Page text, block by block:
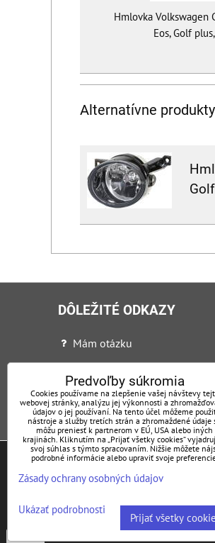
Hmlovka Volkswagen
Eos, Golf
Alternatívne produkty
DÔLEŽITÉ ODKAZY
Mám otázku
Ochrana osobných údajov +
Certifikáty
Reklamačný poriadok
Nadstavby
Hydraulické čelá
Svetlá a náhradné diely Hella
Predvoľby súkromia Zásady
Predvoľby súkromia
Cookies používame na zlepšenie vašej návštevy
webovej stránky, analýzu jej výkonnosti a
údajov o jej používaní. Na tento účel môžeme
nástroje a služby tretích strán a zhromaždené údaje
môžu preniesť k partnerom v EÚ, USA alebo iných
krajinách. Kliknutím na „Prijať všetky cookies“
svoj súhlas s týmto spracovaním. Nižšie môžete
podrobné informácie alebo upraviť svoje
Zásady ochrany osobných údajov
Ukázať podrobnosti
Prijať všetky
Tieto internetové stránky používajú súbory
cookies, ktoré nám pomáhajú zabezpečiť
služby. Informácie o použitých súboroch
osobných údajov.